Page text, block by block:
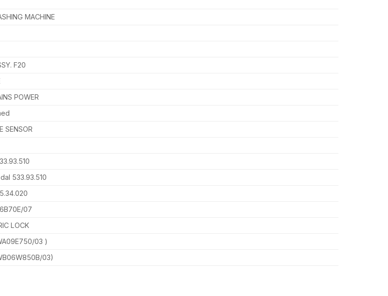
MACHINE
F20
POWER
SENSOR
533.93.510
07
LOCK
03 )
03)